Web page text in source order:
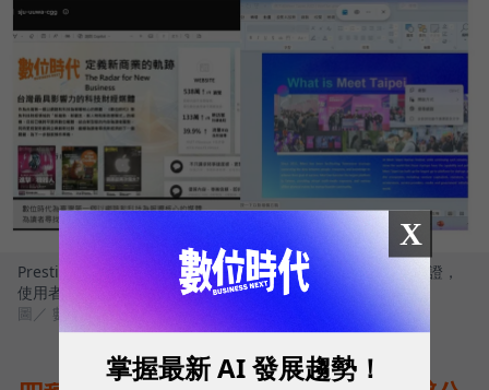
Prestige 14 Flip AI+完美符合 Windows Copilot+ PC 架構認證，
使用者可解鎖多項雲端無法執行的關鍵功能
圖／ 數位時代
X
掌握最新 AI 發展趨勢！